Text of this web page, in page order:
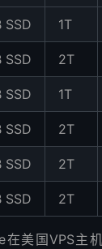
SSD 1T
SSD 2T
SSD 1T
SSD 2T
SSD 2T
SSD 2T
美国VPS主